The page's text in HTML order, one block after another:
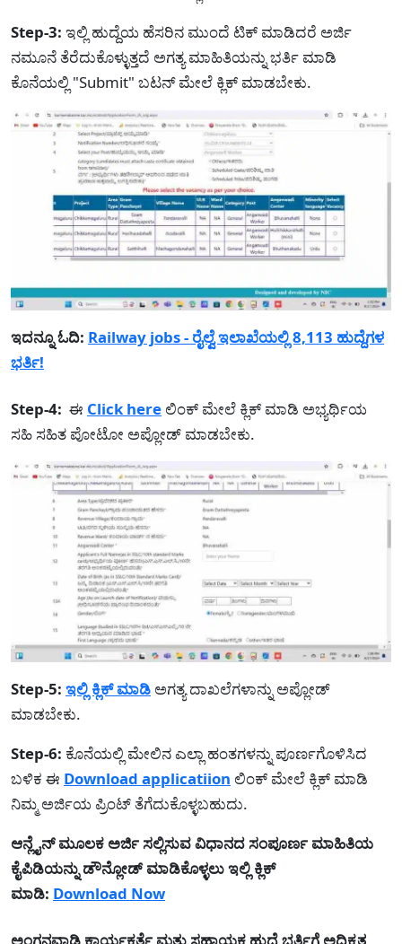
Step-3: ಇಲ್ಲಿ ಹುದ್ದೆಯ ಹೆಸರಿನ ಮುಂದೆ ಟಿಕ್ ಮಾಡಿದರೆ ಅರ್ಜಿ
ನಮೂನೆ ತೆರೆದುಕೊಳ್ಳುತ್ತದೆ ಅಗತ್ಯ ಮಾಹಿತಿಯನ್ನು ಭರ್ತಿ ಮಾಡಿ
ಕೊನೆಯಲ್ಲಿ "Submit" ಬಟನ್ ಮೇಲೆ ಕ್ಲಿಕ್ ಮಾಡಬೇಕು.
ಇದನ್ನೂ ಓದಿ: Railway jobs - ರೈಲ್ವೆ ಇಲಾಖೆಯಲ್ಲಿ 8,113 ಹುದ್ದೆಗಳ
ಭರ್ತಿ!
Step-4: ಈ Click here ಲಿಂಕ್ ಮೇಲೆ ಕ್ಲಿಕ್ ಮಾಡಿ ಅಭ್ಯರ್ಥಿಯ
ಸಹಿ ಸಹಿತ ಪೋಟೋ ಅಪ್ಲೋಡ್ ಮಾಡಬೇಕು.
Step-5: ಇಲ್ಲಿ ಕ್ಲಿಕ್ ಮಾಡಿ ಅಗತ್ಯ ದಾಖಲೆಗಳಾನ್ನು ಅಪ್ಲೋಡ್
ಮಾಡಬೇಕು.
Step-6: ಕೊನೆಯಲ್ಲಿ ಮೇಲಿನ ಎಲ್ಲಾ ಹಂತಗಳನ್ನು ಪೂರ್ಣಗೊಳಿಸಿದ
ಬಳಿಕ ಈ Download applicatiion ಲಿಂಕ್ ಮೇಲೆ ಕ್ಲಿಕ್ ಮಾಡಿ
ನಿಮ್ಮ ಅರ್ಜಿಯ ಪ್ರಿಂಟ್ ತೆಗೆದುಕೊಳ್ಳಬಹುದು.
ಆನ್ಲೈನ್ ಮೂಲಕ ಅರ್ಜಿ ಸಲ್ಲಿಸುವ ವಿಧಾನದ ಸಂಪೂರ್ಣ ಮಾಹಿತಿಯ
ಕೈಪಿಡಿಯನ್ನು ಡೌನ್ಲೋಡ್ ಮಾಡಿಕೊಳ್ಳಲು ಇಲ್ಲಿ ಕ್ಲಿಕ್
ಮಾಡಿ: Download Now